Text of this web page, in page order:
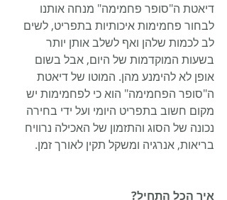
דיאטת ה"סופר פחמימה" מנחה אותנו
לבחור פחמימות איכותיות בתפריט, לשים
לב לכמות שלהן ואף לשלב אותן יותר
בשעות המוקדמות של היום, אבל בשום
אופן לא להימנע מהן. המוטו של דיאטת
ה"סופר הפחמימה" הוא כי לפחמימות יש
מקום חשוב בתפריט היומי ועל ידי בחירה
נכונה של הסוג והתזמון של האכילה נרוויח
בריאות, אנרגיה ומשקל תקין לאורך זמן.
איך הכל התחיל?